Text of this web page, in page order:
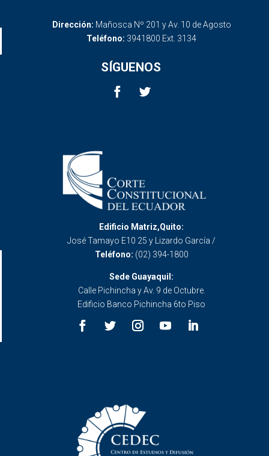
Dirección: Mañosca Nº 201 y Av. 10 de Agosto
Teléfono: 3941800 Ext. 3134
SÍGUENOS
Edificio Matriz,Quito:
José Tamayo E10 25 y Lizardo García /
Teléfono: (02) 394-1800
Sede Guayaquil:
Calle Pichincha y Av. 9 de Octubre.
Edificio Banco Pichincha 6to Piso